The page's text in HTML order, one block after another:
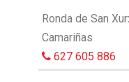
Ronda de San
Camariñas
627 605 886